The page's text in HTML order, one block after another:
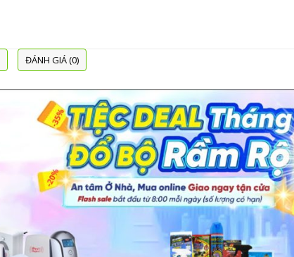
ĐÁNH GIÁ (0)